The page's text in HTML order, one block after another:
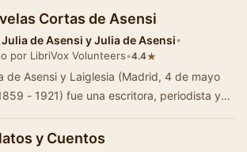
Cortas de Asensi
Julia de Asensi y Julia de Asensi•
por LibriVox Volunteers•4.4★
de Asensi y Laiglesia (Madrid, 4 de mayo
- 1921) fue una escritora, periodista y
y Cuentos